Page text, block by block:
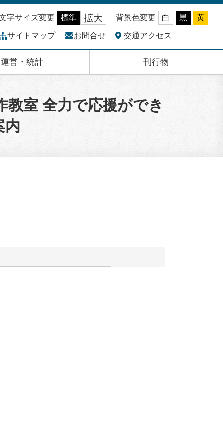
字サイズ変更 標準 拡大 背景色変更 白 黒 黄
サイトマップ お問合せ 交通アクセス
運営・統計 刊行物
教室 全力で応援ができ
内